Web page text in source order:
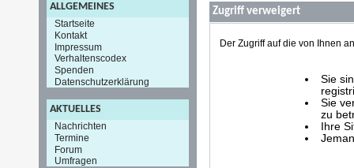
ALLGEMEINES
Startseite
Kontakt
Impressum
Verhaltenscodex
Spenden
Datenschutzerklärung
AKTUELLES
Nachrichten
Termine
Forum
Umfragen
Zugriff verweigert
Der Zugriff auf die von Ihnen
Sie
Sie
zu
Ihre